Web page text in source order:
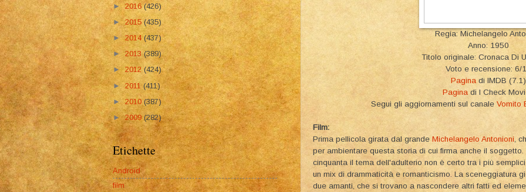
Regia: Michelangelo
Anno: 1950
Titolo originale: Cronaca Di
Voto e recensione: 6/
Pagina di IMDB (7.1)
Pagina di I Check
Segui gli aggiornamenti sul canale Vomito
Film:
Prima pellicola girata dal grande Michelangelo Antonioni ,
per ambientare questa storia di cui firma anche il
cinquanta il tema dell'adulterio non è certo tra i più
un mix di drammaticità e romanticismo. La sceneggiatura
due amanti, che si trovano a nascondere altri fatti ed
►2016(426)
►2015(435)
►2014(437)
►2013(389)
►2012 (424)
►2011(411)
►2010 (387)
►2009(282)
Etichette
Android
film